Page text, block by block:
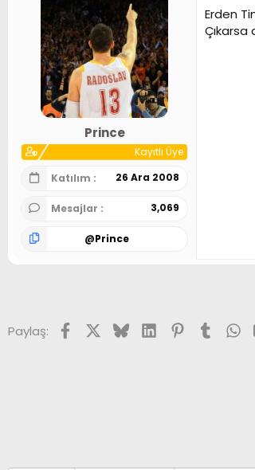
Prince
Kayıtlı Üye
Katılım
26 Ara 2008
Mesajlar 3,069
@Prince
Erden
Paylaş: FacebookX (Twitter)
BlueskyLinkedInPinterest
Tumblr